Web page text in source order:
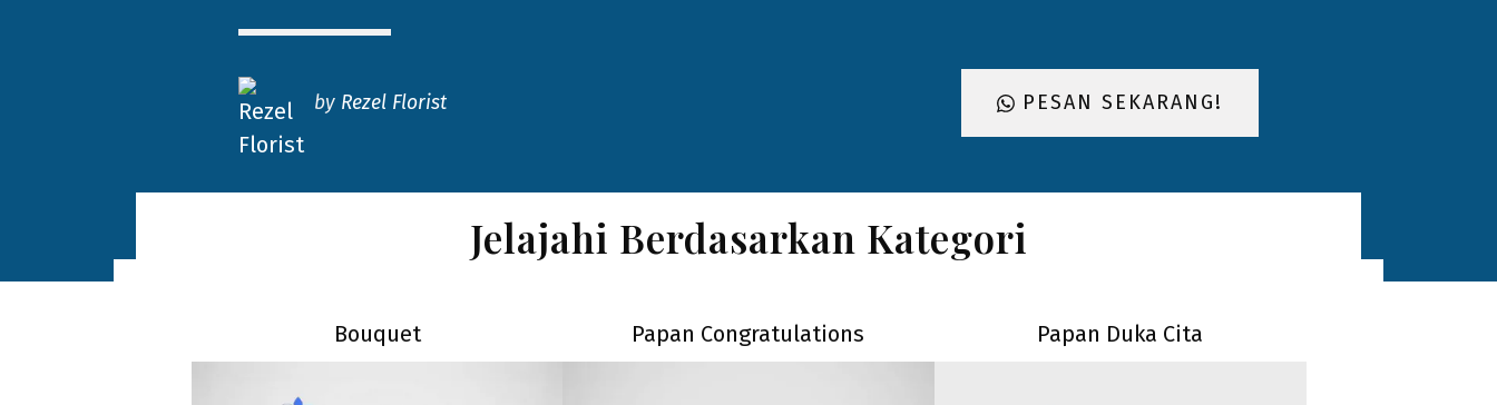
by Rezel Florist PESAN SEKARANG!
Jelajahi Berdasarkan Kategori
Bouquet Papan Congratulations Papan Duka Cita